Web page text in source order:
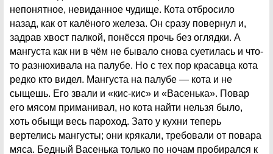
непонятное, невиданное чудище. Кота отбросило
назад, как от калёного железа. Он сразу повернул и,
задрав хвост палкой, понёсся прочь без оглядки. А
мангуста как ни в чём не бывало снова суетилась и что-
то разнюхивала на палубе. Но с тех пор красавца кота
редко кто видел. Мангуста на палубе — кота и не
сыщешь. Его звали и «кис-кис» и «Васенька». Повар
его мясом приманивал, но кота найти нельзя было,
хоть обыщи весь пароход. Зато у кухни теперь
вертелись мангусты; они крякали, требовали от повара
мяса. Бедный Васенька только по ночам пробирался к